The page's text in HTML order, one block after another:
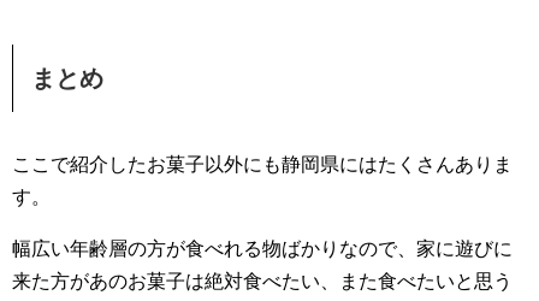
まとめ
ここで紹介したお菓子以外にも静岡県にはたくさんありま
す。
幅広い年齢層の方が食べれる物ばかりなので、家に遊びに
来た方があのお菓子は絶対食べたい、また食べたいと思う